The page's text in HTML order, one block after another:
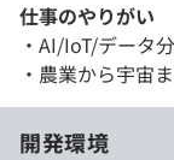
仕事のやりがい
・AI/IoT/データ
・農業から宇宙
開発環境